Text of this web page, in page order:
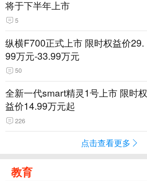
将于下半年上市
5
纵横F700正式上市 限时权益价29.
99万元-33.99万元
50
全新一代smart精灵1号上市 限时权
益价14.99万元起
226
点击查看更多
教育